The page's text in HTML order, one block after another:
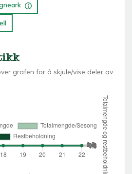
grafen for å skjule/vise deler av